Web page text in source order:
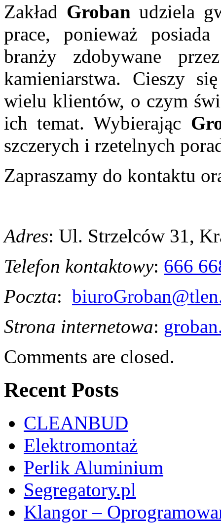
Zakład Groban udziela
prace, ponieważ
branży zdobywane
kamieniarstwa. Cieszy
wielu klientów, o czym
ich temat. Wybierając
szczerych i rzetelnych
Zapraszamy do kontaktu
Adres: Ul. Strzelców 31,
Telefon kontaktowy: 666
Poczta:
Strona internetowa:
Comments are closed.
Recent Posts
CLEANBUD
Elektromontaż
Perlik Aluminium
Segregatory.pl
Klangor –